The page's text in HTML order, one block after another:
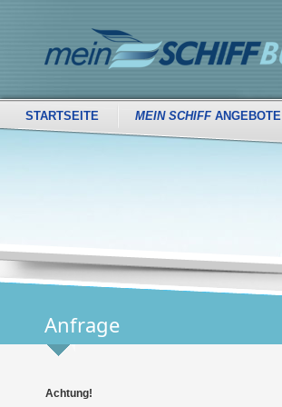
STARTSEITE MEIN SCHIFFANGEBOTE
Anfrage
Achtung!